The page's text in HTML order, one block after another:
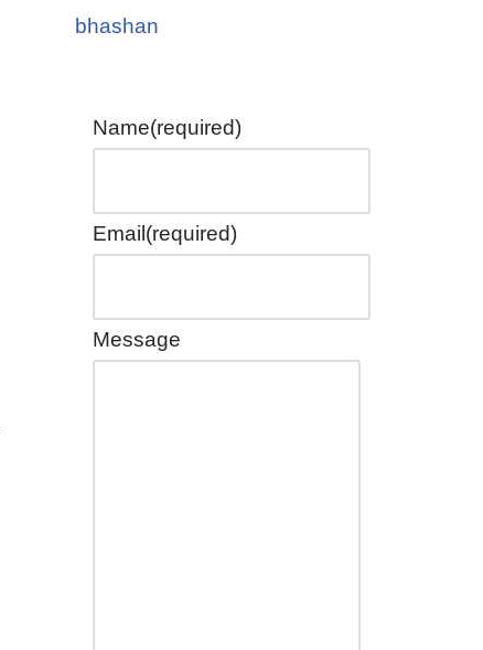
bhashan
Name(required)
Email (required)
Message